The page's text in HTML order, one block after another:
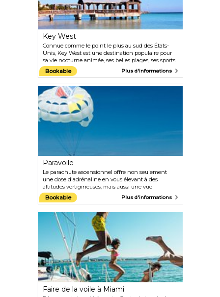
Key West
Connue comme le point le plus au sud des États-
Unis, Key West est une destination populaire pour
sa vie nocturne animée, ses belles plages, ses sports
nautiques, ses sites historiques et sa charmante
architecture aux couleurs pastel évoquant les
chaîne des Florida Keys, Key West se trouve à
environ 130 miles au sud de Miami et à 106 miles au
nord de La Havane. En empruntant les ponts qui
relient les îles Florida Keys, les visiteurs peuvent
profiter d'une vue imprenable sur certaines des plus
belles plages du monde. Une autre attraction
incontournable est la maison de Ernest
Hemingway, transformée en musée.
Bookable Plus d'informations
Paravoile
Le parachute ascensionnel offre non seulement
une dose d'adrénaline en vous élevant à des
altitudes vertigineuses, mais aussi une vue
imprenable sur Miami Beach et les eaux turquoises
de l'océan Atlantique. Cette activité palpitante offre
jusqu'au centre-ville, ce qui en fait une expérience
inoubliable.
Bookable Plus d'informations
Faire de la voile à Miami